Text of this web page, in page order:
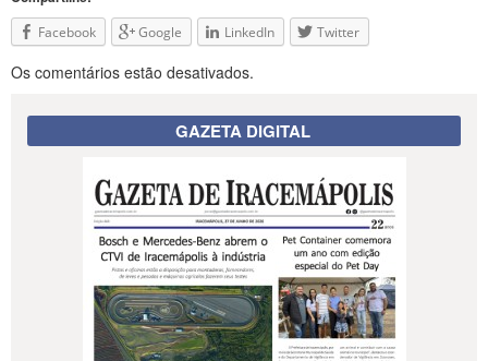
Facebook Google LinkedIn Twitter
Os comentários estão desativados.
GAZETA DIGITAL